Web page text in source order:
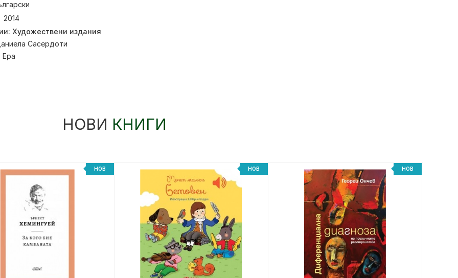
2014
Художествени издания
Сасердоти
Ера
НОВИ КНИГИ
НОВ НОВ НОВ